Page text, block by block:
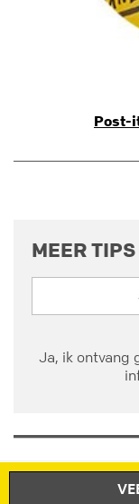
Post-
MEER
Ja, ik ontvang